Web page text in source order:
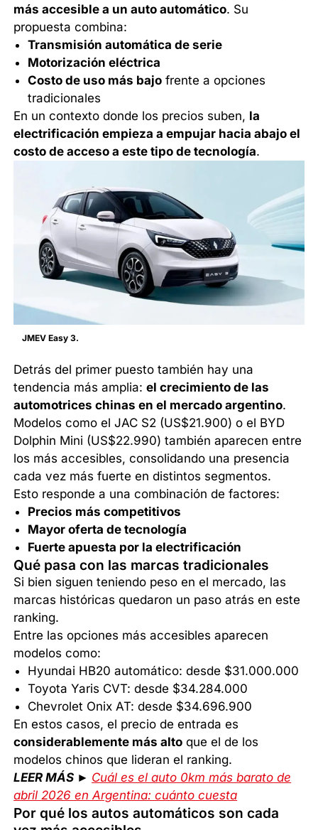
más accesible a un auto automático. Su
propuesta combina:
Transmisión automática de serie
Motorización eléctrica
Costo de uso más bajo frente a opciones
tradicionales
En un contexto donde los precios suben, la
electrificación empieza a empujar hacia abajo el
costo de acceso a este tipo de tecnología.
JMEV Easy 3.
Detrás del primer puesto también hay una
tendencia más amplia:el crecimiento de las
automotrices chinas en el mercado argentino.
Modelos como el JAC S2 (US$21.900) o el BYD
Dolphin Mini (US$22.990) también aparecen entre
los más accesibles, consolidando una presencia
cada vez más fuerte en distintos segmentos.
Esto responde a una combinación de factores:
Precios más competitivos
Mayor oferta de tecnología
Fuerte apuesta por la electrificación
Qué pasa con las marcas tradicionales
Si bien siguen teniendo peso en el mercado, las
marcas históricas quedaron un paso atrás en este
ranking.
Entre las opciones más accesibles aparecen
modelos como:
Hyundai HB20 automático: desde $31.000.000
Toyota Yaris CVT: desde $34.284.000
Chevrolet Onix AT: desde $34.696.900
En estos casos, el precio de entrada es
considerablemente más alto que el de los
modelos chinos que lideran el ranking.
LEER MÁS ► Cuál es el auto 0km más barato de
abril 2026 en Argentina: cuánto cuesta
Por qué los autos automáticos son cada